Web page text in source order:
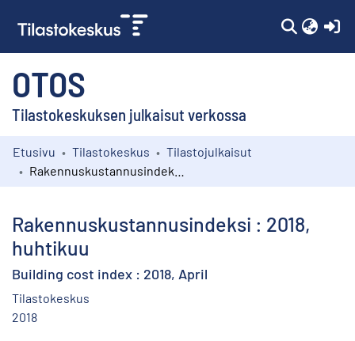
OTOS
Tilastokeskuksen julkaisut verkossa
Kokoelmat
Etusivu Tilastokeskus
Tilastojulkaisut
Rakennuskustannusindeksi : 2018,
huhtikuu
Building cost index : 2018, April
Tilastokeskus
2018